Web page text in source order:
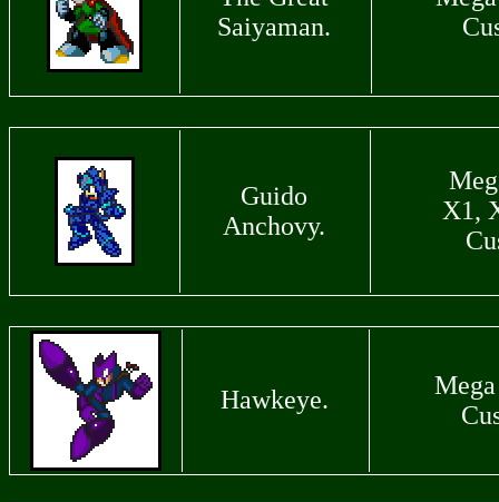
Saiyaman.
Guido
Anchovy.
X1,
Hawkeye.